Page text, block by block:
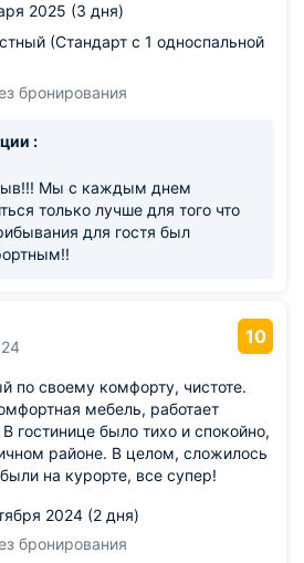
2025 (3 дня)
(Стандарт с 1 односпальной
бронирования
:
Мы с каждым днем
только лучше для того что
для гостя был
10
по своему комфорту, чистоте.
мебель, работает
гостинице было тихо и спокойно,
районе. В целом, сложилось
на курорте, все супер!
2024 (2 дня)
бронирования